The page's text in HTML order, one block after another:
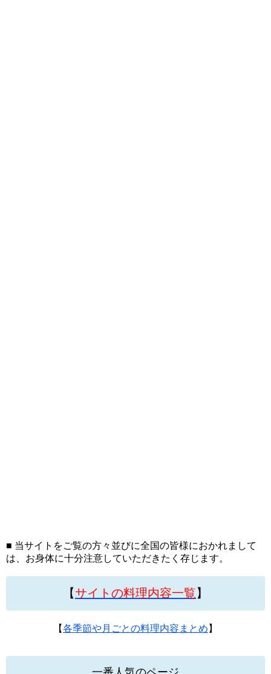
■ 当サイトをご覧の方々並びに全国の皆様におかれまして
は、お身体に十分注意していただきたく存じます。
【サイトの料理内容一覧】
【各季節や月ごとの料理内容まとめ 】